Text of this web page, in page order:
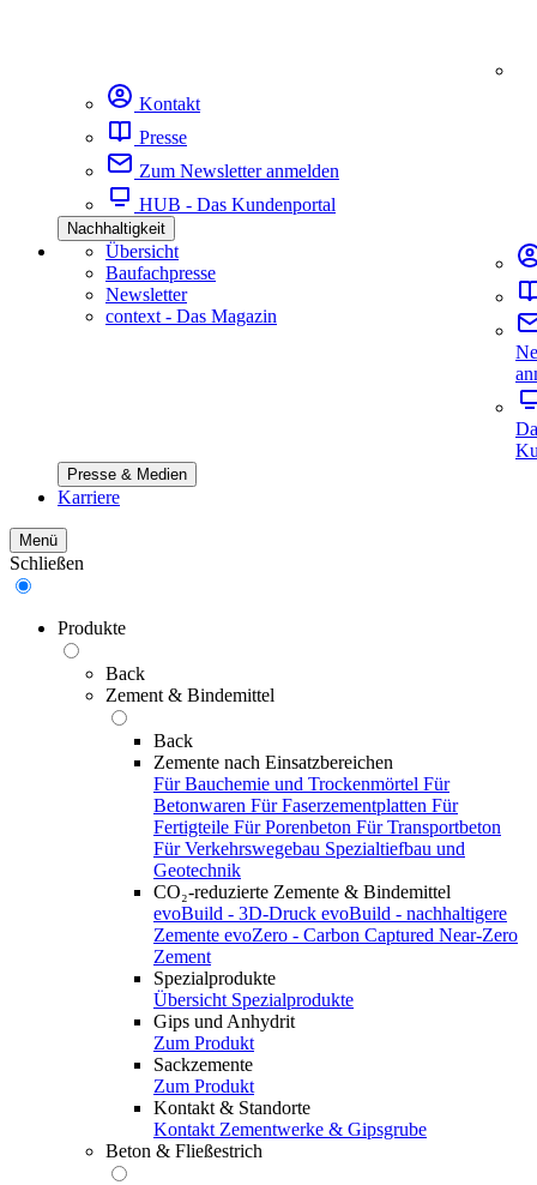
Kontakt
Presse
Zum Newsletter anmelden
HUB - Das Kundenportal
Nachhaltigkeit
Übersicht
Baufachpresse
Newsletter
context - Das Magazin
Presse & Medien
Karriere
Menü
Schließen
Produkte
Back
Zement & Bindemittel
Back
Zemente nach Einsatzbereichen
Für Bauchemie und Trockenmörtel Für
Betonwaren Für Faserzementplatten Für
Fertigteile Für Porenbeton Für Transportbeton
Für Verkehrswegebau Spezialtiefbau und
Geotechnik
CO₂-reduzierte Zemente & Bindemittel
evoBuild - 3D-Druck evoBuild - nachhaltigere
Zemente evoZero - Carbon Captured Near-Zero
Zement
Spezialprodukte
Übersicht Spezialprodukte
Gips und Anhydrit
Zum Produkt
Sackzemente
Zum Produkt
Kontakt & Standorte
Kontakt Zementwerke & Gipsgrube
Beton & Fließestrich